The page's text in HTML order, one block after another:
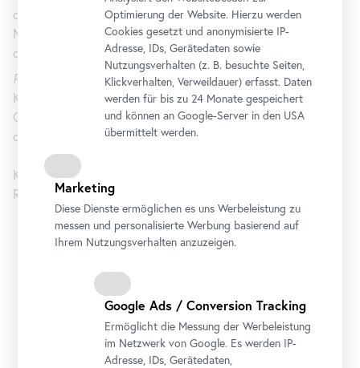
die im Nachmittagsfernsehen ein Quotenschlager war, als
Moderatorin der Castingshow Starmania oder im Dirndl bei
der Kultshow Bauer sucht Frau.
Pionierin der Fernsehunterhaltungbeleuchtet Arabella
Kiesbauers Karriere von Fernsehauftritten über Playboy-
Covershoots bis hin zur Rezeption der Fernsehikone in
deutschen wie österreichischen Medien.
Kurator*innen: Dalia Ahmed, Joana Tischkau, Anta Helena
Recke, Elisabeth Hampe und Frieder Blume
Öffnungszeiten
Dienstag bis Sonntag
11 bis 18 Uhr
Abendöffnung: Donnerstag
11 bis 21 Uhr
Optimierung der Website. Hierzu werden
Cookies gesetzt und anonymisierte IP-
Adresse, IDs, Gerätedaten sowie
Nutzungsverhalten (z. B. besuchte Seiten,
Klickverhalten, Verweildauer) erfasst. Daten
werden für bis zu 24 Monate gespeichert
und können an Google-Server in den USA
übermittelt werden.
Marketing
Diese Dienste ermöglichen es uns Werbeleistung zu
messen und personalisierte Werbung basierend auf
Ihrem Nutzungsverhalten anzuzeigen.
Google Ads / Conversion Tracking
Ermöglicht die Messung der Werbeleistung
im Netzwerk von Google. Es werden IP-
Adresse, IDs, Gerätedaten,